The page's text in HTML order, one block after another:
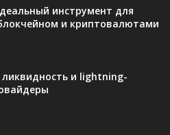
инструмент для
и криптовалютами
и lightning-